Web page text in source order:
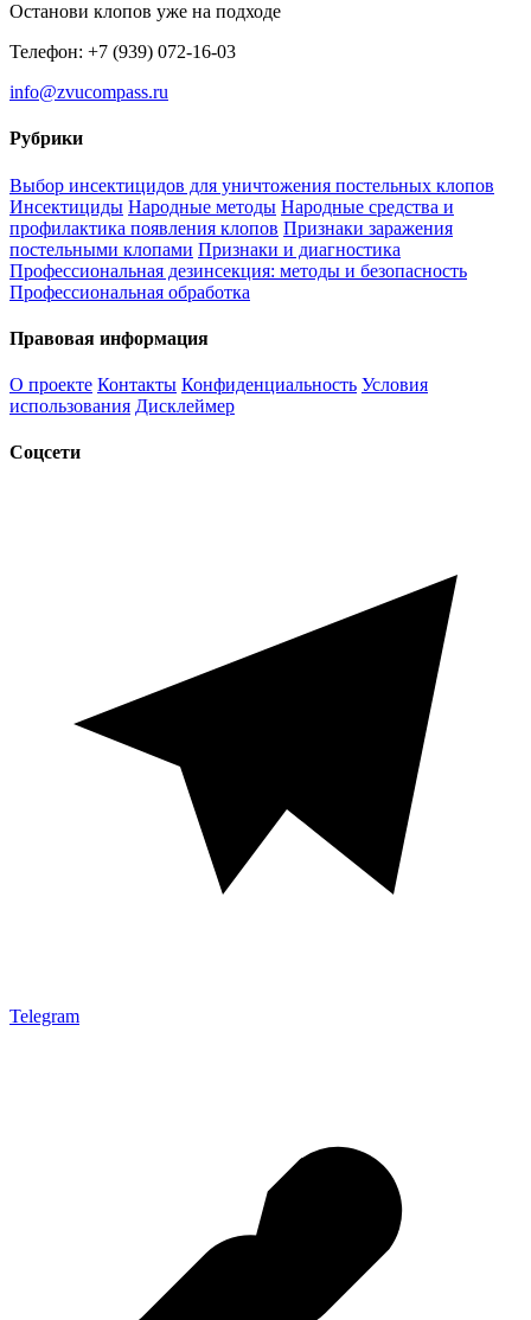
Останови клопов уже на подходе
Телефон: +7 (939) 072-16-03
info@zvucompass.ru
Рубрики
Выбор инсектицидов для уничтожения постельных клопов
Инсектициды Народные методы Народные средства и
профилактика появления клопов Признаки заражения
постельными клопами Признаки и диагностика
Профессиональная дезинсекция: методы и безопасность
Профессиональная обработка
Правовая информация
О проекте Контакты Конфиденциальность Условия
использования Дисклеймер
Соцсети
Telegram